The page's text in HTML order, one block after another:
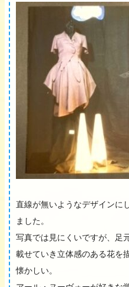
直線が無いようなデザインに
ました。
写真では見にくいですが、足
載せていき立体感のある花を
懐かしい。